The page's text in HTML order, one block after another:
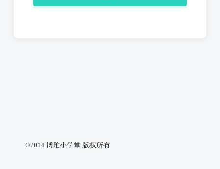
©2014 博雅小学堂 版权所有